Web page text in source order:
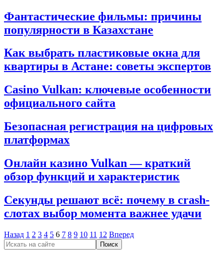
Фантастические фильмы: причины
популярности в Казахстане
Как выбрать пластиковые окна для
квартиры в Астане: советы экспертов
Casino Vulkan: ключевые особенности
официального сайта
Безопасная регистрация на цифровых
платформах
Онлайн казино Vulkan — краткий
обзор функций и характеристик
Секунды решают всё: почему в crash-
слотах выбор момента важнее удачи
Назад 1 2 3 4 5 6 7 8 9 10 11 12 Вперед